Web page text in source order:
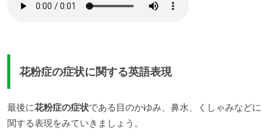
花粉症の症状に関する英語表現
最後に花粉症の症状である目のかゆみ、鼻水、くしゃみなどに
関する表現をみていきましょう。